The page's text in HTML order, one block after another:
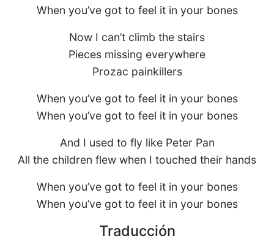
When you’ve got to feel it in your bones
Now I can’t climb the stairs
Pieces missing everywhere
Prozac painkillers
When you’ve got to feel it in your bones
When you’ve got to feel it in your bones
And I used to fly like Peter Pan
All the children flew when I touched their hands
When you’ve got to feel it in your bones
When you’ve got to feel it in your bones
Traducción